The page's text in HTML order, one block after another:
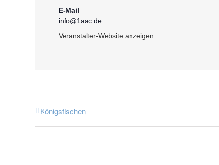
E-Mail
info@1aac.de
Veranstalter-Website anzeigen
Königsfischen